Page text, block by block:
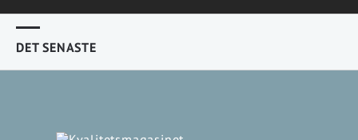
DET SENASTE